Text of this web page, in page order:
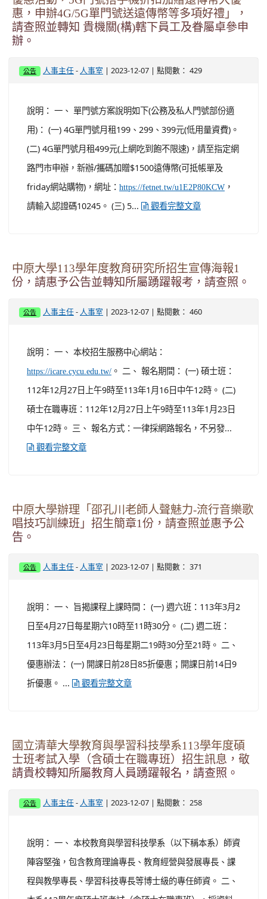
路門市申辦，新辦/攜碼加贈$1500遠傳幣(可抵帳單及
friday網站購物)，網址：https://fetnet.tw/u1E2P80KCW，
中原大學113學年度教育研究所招生宣傳海報1
份，請惠予公告並轉知所屬踴躍報考，請查照。
公告 人事主任- 人事室 | 2023-12-07 | 點閱數： 460
說明： 一、 本校招生服務中心網站：
。 二、 報名期間： (一) 碩士班：
中午12時。 三、 報名方式：一律採網路報名，不另發...
中原大學辦理「邵孔川老師人聲魅力-流行音樂歌
唱技巧訓練班」招生簡章1份，請查照並惠予公
公告 人事主任- 人事室| 2023-12-07 | 點閱數： 371
說明： 一、 旨揭課程上課時間： (一) 週六班：113年3月2
優惠辦法： (一) 開課日前28日85折優惠；開課日前14日9
折優惠。 ...
觀看完整文章
士班考試入學（含碩士在職專班）招生訊息，敬
公告 人事主任 -人事室| 2023-12-07 | 點閱數： 258
說明： 一、 本校教育與學習科技學系（以下稱本系）師資
本系113學年度碩士班考試（含碩士在職專班），採資料
審查及面試（免筆試），歡迎各級機關公教人員、學校人
員、企業領導人、積極向學者，踴躍報考。 三、 報名簡章
免費下載：https://delt.site.nthu.edu.tw/。
« ‹ 541 542 543 544(current)
545 546 547
548 549 550 › »